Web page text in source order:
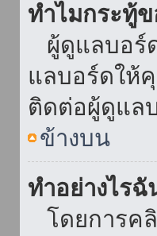
ทำไมกระทู้
ผู้ดูแลบอร์
แลบอร์ดให้
ติดต่อผู้ดูแล
ข้างบน
ทำอย่างไร
โดยการค